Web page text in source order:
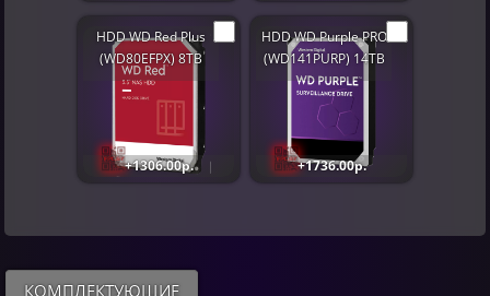
HDD WD Red Plus
(WD80EFPX) 8TB
+1306.00р.
HDD WD Purple PRO
(WD141PURP) 14TB
+1736.00р.
КОМПЛЕКТУЮЩИЕ